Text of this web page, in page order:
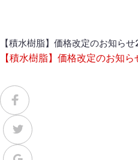
【積水樹脂】価格改定のお知ら
【積水樹脂】価格改定のお知